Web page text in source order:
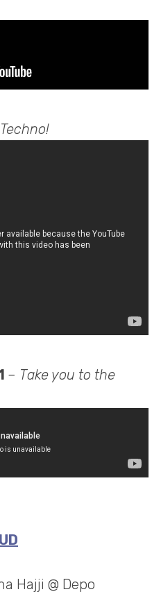
Techno!
– Take you to the
Hajji @ Depo